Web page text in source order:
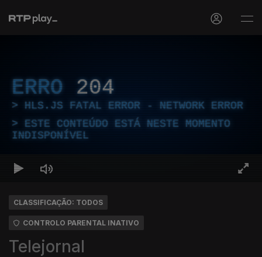
ERRO 204
HLS.JS FATAL ERROR - NETWORK ERROR
ESTE CONTEÚDO ESTÁ NESTE MOMENTO
INDISPONÍVEL
CLASSIFICAÇÃO: TODOS
CONTROLO PARENTAL INATIVO
Telejornal